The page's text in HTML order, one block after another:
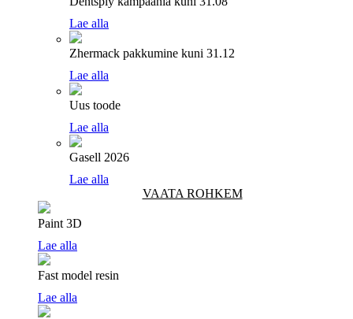
Lae alla
Zhermack pakkumine kuni 31.12
Lae alla
Uus toode
Lae alla
Gasell 2026
Lae alla
VAATA ROHKEM
Paint 3D
Lae alla
Fast model resin
Lae alla